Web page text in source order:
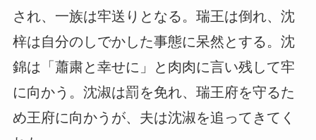
され、一族は牢送りとなる。瑞王は倒れ、沈
梓は自分のしでかした事態に呆然とする。沈
錦は「蕭粛と幸せに」と肉肉に言い残して牢
に向かう。沈淑は罰を免れ、瑞王府を守るた
め王府に向かうが、夫は沈淑を追ってきてく